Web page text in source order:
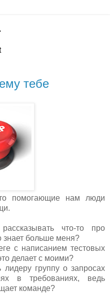
тебе
помогающие нам люди
что-то про
знает больше меня?
с написанием тестовых
делает с моими?
группу о запросах
в требованиях, ведь
команде?